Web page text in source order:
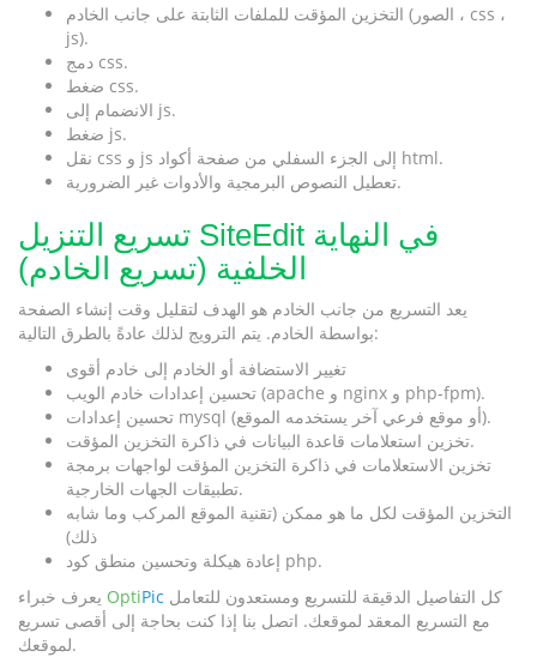
التخزين المؤقت للملفات الثابتة على جانب الخادم (الصور ، css ،
js).
دمج css.
ضغط css.
الانضمام إلى js.
ضغط js.
نقل css و js إلى الجزء السفلي من صفحة أكواد html.
تعطيل النصوص البرمجية والأدوات غير الضرورية.
تسريع التنزيل SiteEdit في النهاية
الخلفية (تسريع الخادم)
يعد التسريع من جانب الخادم هو الهدف لتقليل وقت إنشاء الصفحة
بواسطة الخادم. يتم الترويج لذلك عادةً بالطرق التالية:
تغيير الاستضافة أو الخادم إلى خادم أقوى
تحسين إعدادات خادم الويب (apache و nginx و php-fpm).
تحسين إعدادات mysql (أو موقع فرعي آخر يستخدمه الموقع).
تخزين استعلامات قاعدة البيانات في ذاكرة التخزين المؤقت.
تخزين الاستعلامات في ذاكرة التخزين المؤقت لواجهات برمجة
تطبيقات الجهات الخارجية.
التخزين المؤقت لكل ما هو ممكن (تقنية الموقع المركب وما شابه
ذلك)
إعادة هيكلة وتحسين منطق كود php.
OptiPic كل التفاصيل الدقيقة للتسريع ومستعدون للتعامل
مع التسريع المعقد لموقعك. اتصل بنا إذا كنت بحاجة إلى أقصى تسريع
لموقعك.